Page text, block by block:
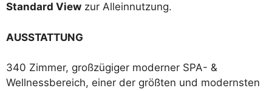
Standard View zur Alleinnutzung.
AUSSTATTUNG
340 Zimmer, großzügiger moderner SPA- &
Wellnessbereich, einer der größten und modernsten